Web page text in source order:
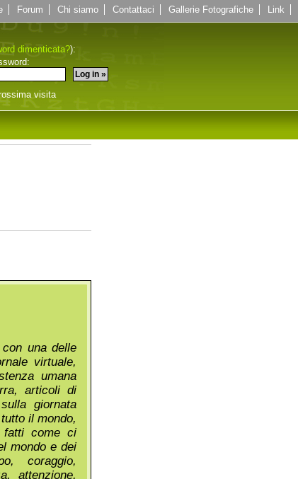
Forum Chi siamo Contattaci Gallerie Fotografiche Link
dimenticata?):
visita
una delle
virtuale,
umana
articoli di
giornata
il mondo,
fatti come ci
mondo e dei
coraggio,
attenzione,